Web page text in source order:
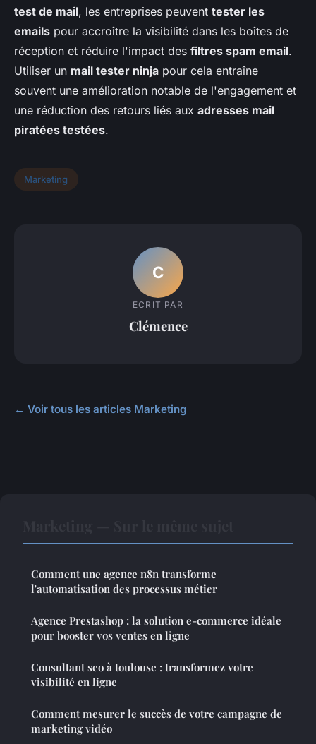
test de mail, les entreprises peuvent tester les
emails pour accroître la visibilité dans les boîtes de
réception et réduire l'impact des filtres spam email.
Utiliser un mail tester ninja pour cela entraîne
souvent une amélioration notable de l'engagement et
une réduction des retours liés aux adresses mail
piratées testées.
Marketing
C
ECRIT PAR
Clémence
← Voir tous les articles Marketing
Comment une agence n8n transforme
l'automatisation des processus métier
Agence Prestashop : la solution e-commerce idéale
pour booster vos ventes en ligne
Consultant seo à toulouse : transformez votre
visibilité en ligne
Comment mesurer le succès de votre campagne de
marketing vidéo